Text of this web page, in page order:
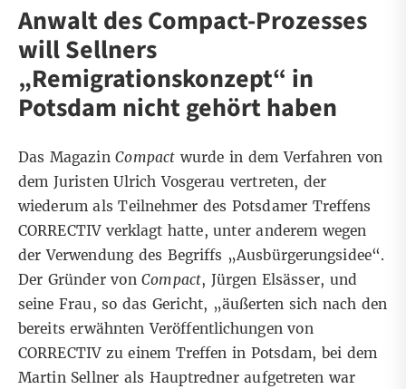
Anwalt des Compact-Prozesses
will Sellners
„Remigrationskonzept“ in
Potsdam nicht gehört haben
Das MagazinCompact wurde in dem Verfahren von
dem Juristen Ulrich Vosgerau vertreten, der
wiederum als Teilnehmer des Potsdamer Treffens
CORRECTIV verklagt hatte, unter anderem wegen
der Verwendung des Begriffs „Ausbürgerungsidee“.
Der Gründer vonCompact, Jürgen Elsässer, und
seine Frau, so das Gericht, „äußerten sich nach den
bereits erwähnten Veröffentlichungen von
CORRECTIV zu einem Treffen in Potsdam, bei dem
Martin Sellner als Hauptredner aufgetreten war